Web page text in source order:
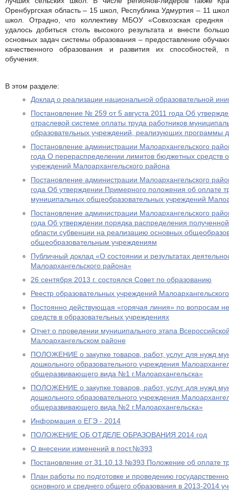
Оренбургская область – 15 школ, Республика Удмуртия – 11
школ. Отрадно, что коллективу МБОУ «Совхозская средняя
удалось добиться столь высокого результата и внести
основных задач системы образования – предоставление
качественного образования и развития их способностей,
обучения.
В этом разделе:
Доклад о реализации национальной образовательной
Постановление № 259 от 5 августа 2011 года Об
отраслевой системе оплаты труда работников
образовательных учреждений, реализующих программы
Постановление администрации Малоархангельского
года О перераспределении лимитов бюджетных средств
учреждений Малоархангельского района
Постановление администрации Малоархангельского
года Об утверждении Примерного положения об оплате
муниципальных общеобразовательных учреждений
Постановление администрации Малоархангельского
года Об утверждении порядка распределения
области субвенции на реализацию основных
общеобразовательным учреждениям
Публичный доклад «О состоянии и результатах
Малоархангельского района»
26 сентября 2013 г. состоялся Совет по образованию
Реестр образовательных учреждений
Постоянно действующая «горячая линия» по вопросам
средств в образовательных учреждениях
Отчет о проведении муниципального этапа
Малоархангельском районе
ПОЛОЖЕНИЕ о закупке товаров, работ, услуг для нужд
дошкольного образовательного учреждения
общеразвивающего вида №1 г.Малоархангельска»
ПОЛОЖЕНИЕ о закупке товаров, работ, услуг для нужд
дошкольного образовательного учреждения
общеразвивающего вида №2 г.Малоархангельска»
Информация о ЕГЭ - 2014
ПОЛОЖЕНИЕ ОБ ОТДЕЛЕ ОБРАЗОВАНИЯ 2014 год
О внесении изменений в пост.№393
Постановление от 31.10.13 №393 Положение об оплате
План работы по подготовке и проведению
основного и среднего общего образования в 2013-2014